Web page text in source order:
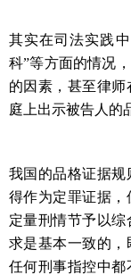
其实在司法实践
科”等方面的情况
的因素，甚至律
庭上出示被告人的
我国的品格证据
得作为定罪证据
定量刑情节予以
求是基本一致的
任何刑事指控中